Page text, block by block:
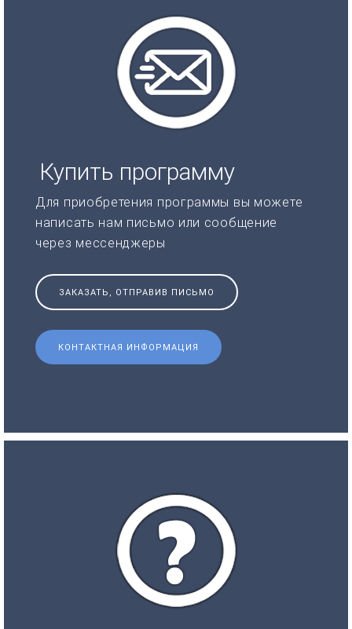
Купить программу
Для приобретения программы вы можете
написать нам письмо или сообщение
через мессенджеры
ЗАКАЗАТЬ, ОТПРАВИВ ПИСЬМО
КОНТАКТНАЯ ИНФОРМАЦИЯ